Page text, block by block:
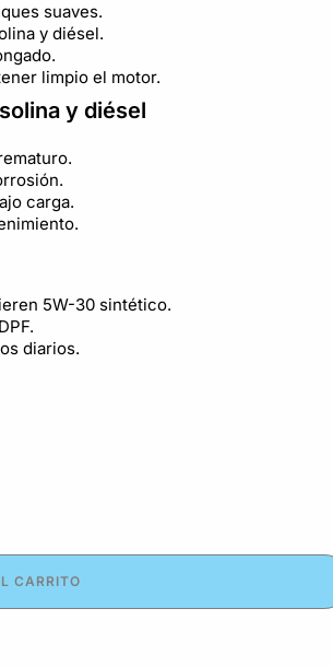
suaves.
y diésel.
limpio el motor.
y diésel
carga.
5W-30 sintético.
diarios.
CARRITO